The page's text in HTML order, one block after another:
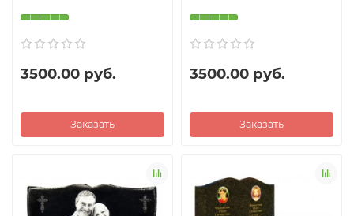
3500.00 руб.
Заказать
3500.00 руб.
Заказать